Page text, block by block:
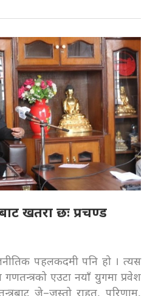
खतरा छः प्रचण्ड
पहलकदमी पनि हो । त्यस
एउटा नयाँ युगमा प्रवेश
जे–जस्तो राहत, परिणाम,